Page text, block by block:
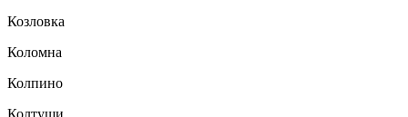
Козловка
Коломна
Колпино